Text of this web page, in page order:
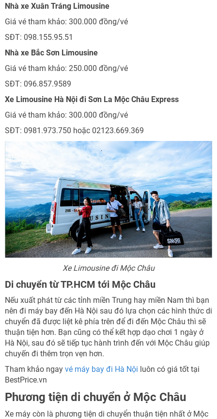
Nhà xe Xuân Tráng Limousine
Giá vé tham khảo: 300.000 đồng/vé
SĐT: 098.155.95.51
Nhà xe Bắc Sơn Limousine
Giá vé tham khảo: 250.000 đồng/vé
SĐT: 096.857.9589
Xe Limousine Hà Nội đi Sơn La Mộc Châu Express
Giá vé tham khảo: 300.000 đồng/vé
SĐT: 0981.973.750 hoặc 02123.669.369
Xe Limousine đi Mộc Châu
Di chuyển từ TP.HCM tới Mộc Châu
Nếu xuất phát từ các tỉnh miền Trung hay miền Nam thì bạn
nên đi máy bay đến Hà Nội sau đó lựa chọn các hình thức di
chuyển đã được liệt kê phía trên để đi đến Mộc Châu thì sẽ
thuận tiện hơn. Bạn cũng có thể kết hợp dạo chơi 1 ngày ở
Hà Nội, sau đó sẽ tiếp tục hành trình đến với Mộc Châu giúp
chuyến đi thêm trọn vẹn hơn.
Tham khảo ngay vé máy bay đi Hà Nội luôn có giá tốt tại
BestPrice.vn
Phương tiện di chuyển ở Mộc Châu
Xe máy còn là phương tiện di chuyển thuận tiện nhất ở Mộc